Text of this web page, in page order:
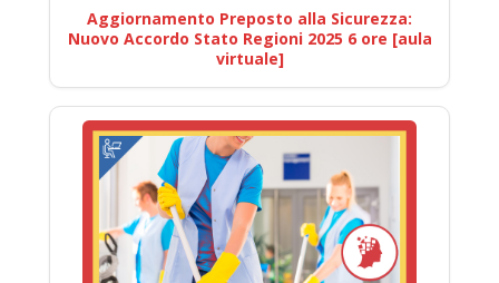
Aggiornamento Preposto alla Sicurezza:
Nuovo Accordo Stato Regioni 2025 6 ore [aula
virtuale]